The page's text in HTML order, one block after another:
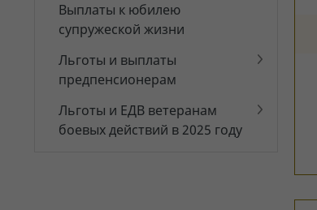
Выплаты к юбилею
супружеской жизни
Льготы и выплаты
предпенсионерам
Льготы и ЕДВ ветеранам
боевых действий в 2025 году